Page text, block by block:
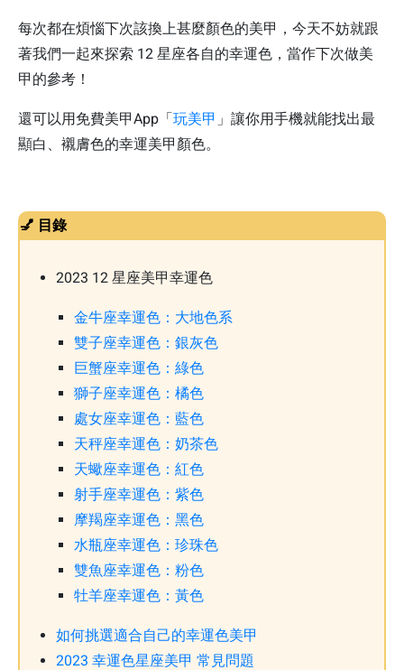
每次都在煩惱下次該換上甚麼顏色的美甲，今天不妨就跟
著我們一起來探索 12 星座各自的幸運色，當作下次做美
甲的參考！
還可以用免費美甲App「玩美甲 」讓你用手機就能找出最
顯白、襯膚色的幸運美甲顏色。
💅 目錄
2023 12 星座美甲幸運色
金牛座幸運色：大地色系
雙子座幸運色：銀灰色
巨蟹座幸運色：綠色
獅子座幸運色：橘色
處女座幸運色：藍色
天秤座幸運色：奶茶色
天蠍座幸運色：紅色
射手座幸運色：紫色
摩羯座幸運色：黑色
水瓶座幸運色：珍珠色
雙魚座幸運色：粉色
牡羊座幸運色：黃色
如何挑選適合自己的幸運色美甲
2023 幸運色星座美甲 常見問題